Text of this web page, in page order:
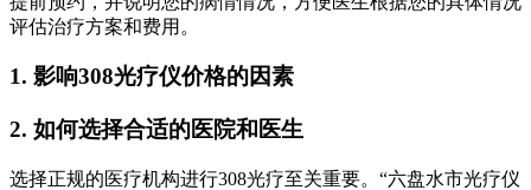
评估治疗方案和费用。
1. 影响308光疗仪价格的因素
2. 如何选择合适的医院和医生
选择正规的医疗机构进行308光疗至关重要。“六盘水市光疗仪